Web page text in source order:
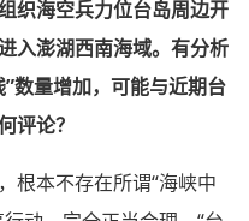
织海空兵力位台岛周边开
入澎湖西南海域。有分析
数量增加，可能与近期台
评论？
根本不存在所谓“海峡中